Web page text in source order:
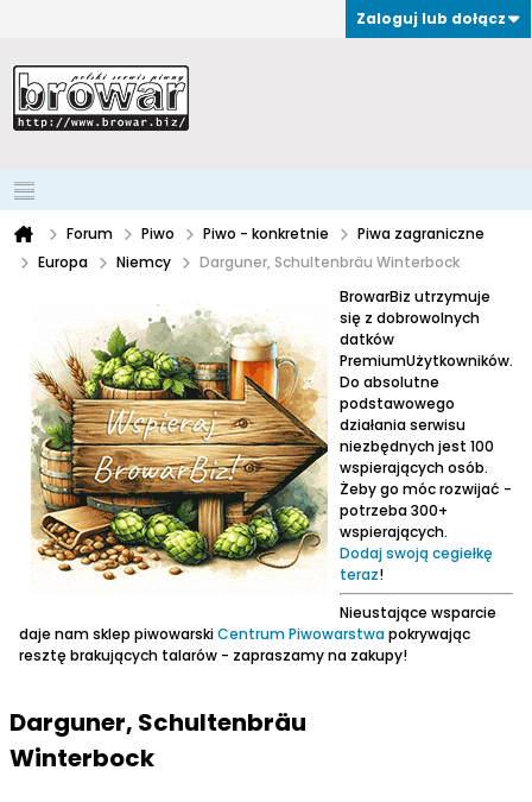
Zaloguj lub dołącz
Forum Piwo Piwo - konkretnie
Piwa zagraniczne
Europa
Niemcy
Darguner, Schultenbräu Winterbock
BrowarBiz utrzymuje
się z dobrowolnych
datków
PremiumUżytkowników.
Do absolutne
podstawowego
działania serwisu
niezbędnych jest 100
wspierających osób.
Żeby go móc rozwijać -
potrzeba 300+
wspierających.
Dodaj swoją cegiełkę
teraz!
Nieustające wsparcie
daje nam sklep piwowarskiCentrum Piwowarstwapokrywając
resztę brakujących talarów - zapraszamy na zakupy!
Darguner, Schultenbräu
Winterbock